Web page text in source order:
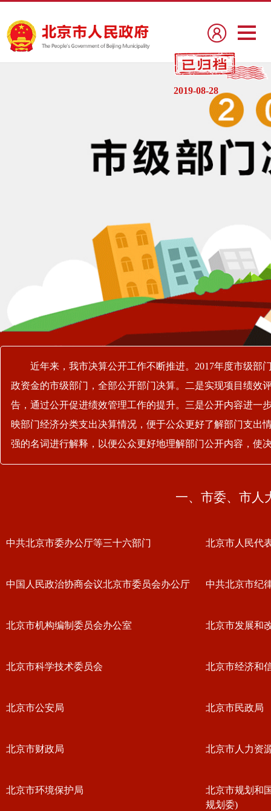
近年来，我市决算公开工作不断推进。2017年度市级部
政资金的市级部门，全部公开部门决算。二是实现项目绩效
告，通过公开促进绩效管理工作的提升。三是公开内容进一
映部门经济分类支出决算情况，便于公众更好了解部门支出
强的名词进行解释，以便公众更好地理解部门公开内容，使
一、市委、市人
中共北京市委办公厅等三十六部门 北京市人民代
中国人民政治协商会议北京市委员会办公厅 中共北京市纪
北京市机构编制委员会办公室 北京市发展和
北京市科学技术委员会 北京市经济和
北京市公安局 北京市民政局
北京市财政局 北京市人力资
北京市环境保护局
北京市规划和
规划委)
2019-08-28